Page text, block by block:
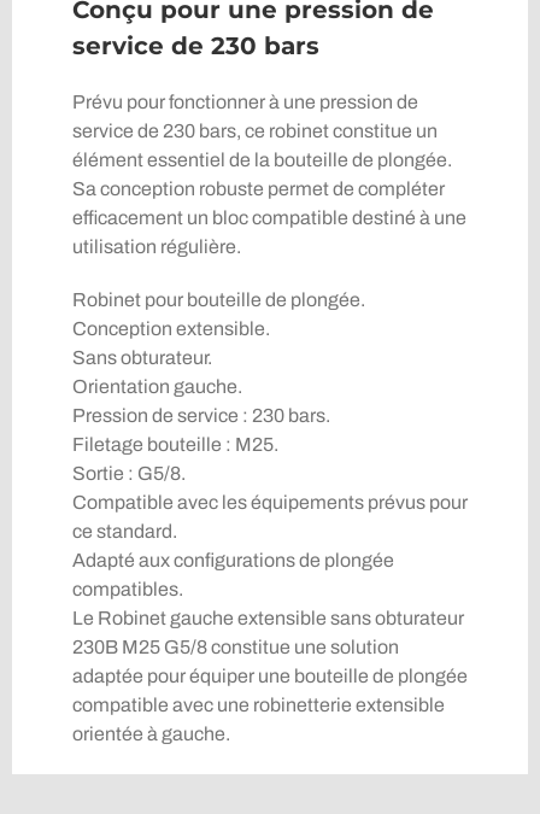
Conçu pour une pression de
service de 230 bars
Prévu pour fonctionner à une pression de
service de 230 bars, ce robinet constitue un
élément essentiel de la bouteille de plongée.
Sa conception robuste permet de compléter
efficacement un bloc compatible destiné à une
utilisation régulière.
Robinet pour bouteille de plongée.
Conception extensible.
Sans obturateur.
Orientation gauche.
Pression de service : 230 bars.
Filetage bouteille : M25.
Sortie : G5/8.
Compatible avec les équipements prévus pour
ce standard.
Adapté aux configurations de plongée
compatibles.
Le Robinet gauche extensible sans obturateur
230B M25 G5/8 constitue une solution
adaptée pour équiper une bouteille de plongée
compatible avec une robinetterie extensible
orientée à gauche.